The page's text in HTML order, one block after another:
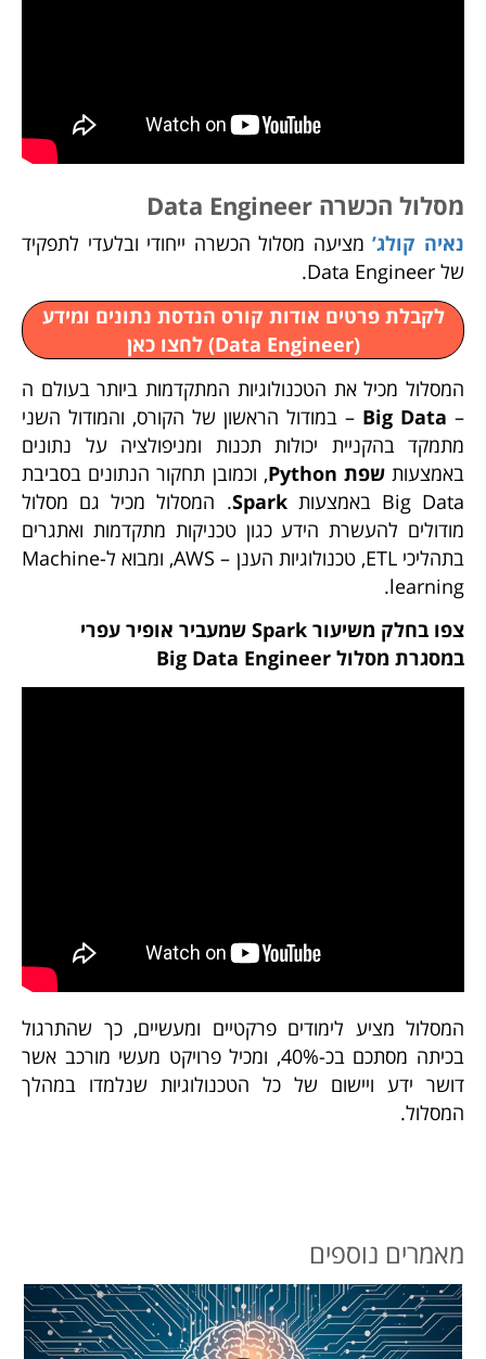
מסלול הכשרה Data Engineer
נאיה קולג’מציעה מסלול הכשרה ייחודי ובלעדי לתפקיד
של Data Engineer.
לקבלת פרטים אודות קורס הנדסת נתונים ומידע
(Data Engineer) לחצו כאן
המסלול מכיל את הטכנולוגיות המתקדמות ביותר בעולם ה
–
Big Data – במודול הראשון של הקורס, והמודול השני
מתמקד בהקניית יכולות תכנות ומניפולציה על נתונים
באמצעותשפת Python
, וכמובן תחקור הנתונים בסביבת
Big Data באמצעות
Spark. המסלול מכיל גם מסלול
מודולים להעשרת הידע כגון טכניקות מתקדמות ואתגרים
בתהליכי ETL, טכנולוגיות הענן – AWS, ומבוא ל-Machine
learning.
צפו בחלק משיעור Spark שמעביר אופיר עפרי
במסגרת מסלול Big Data Engineer
המסלול מציע לימודים פרקטיים ומעשיים, כך שהתרגול
בכיתה מסתכם בכ-40%, ומכיל פרויקט מעשי מורכב אשר
דושר ידע ויישום של כל הטכנולוגיות שנלמדו במהלך
המסלול.
מאמרים נוספים